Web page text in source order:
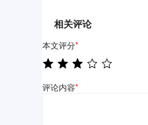
相关评论
本文评分*
评论内容*